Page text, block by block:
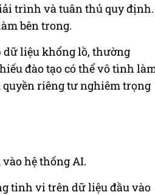
trình và tuân thủ quy định.
bên trong.
dữ liệu khổng lồ, thường
đào tạo có thể vô tình
riêng tư nghiêm trọng
hệ thống AI.
tinh vi trên dữ liệu đầu vào